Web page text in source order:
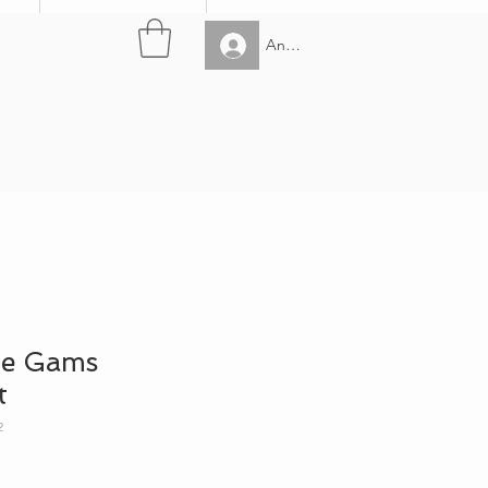
Anmelden
Gams